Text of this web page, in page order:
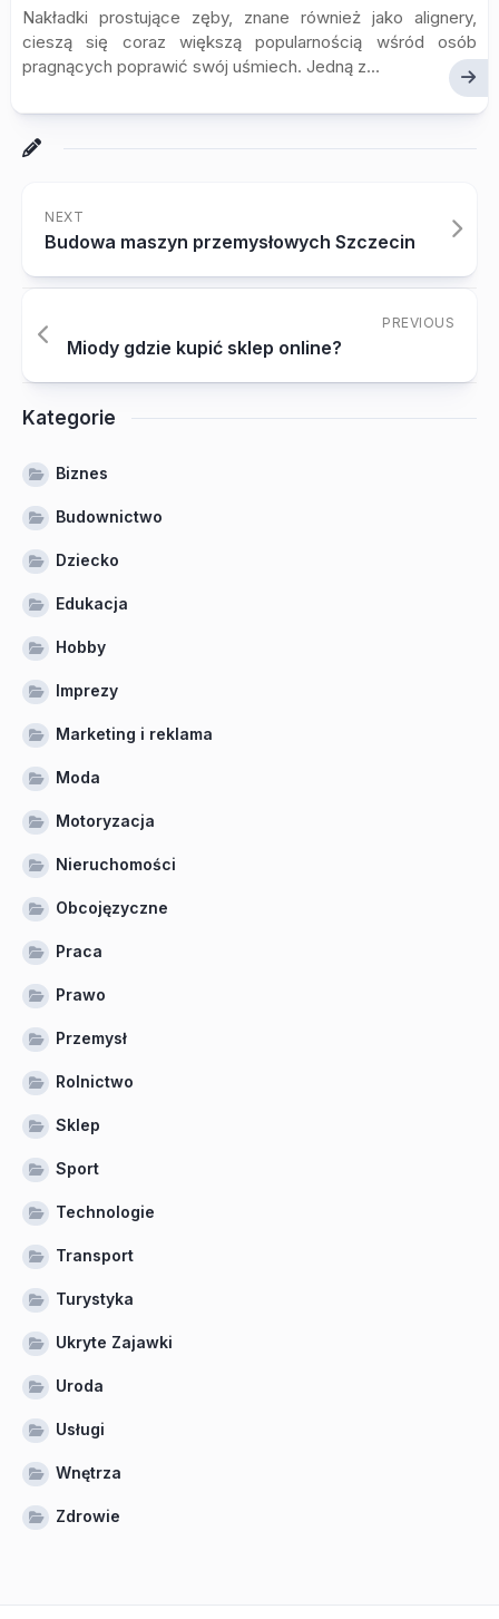
Nakładki prostujące zęby, znane również jako alignery,
cieszą się coraz większą popularnością wśród osób
pragnących poprawić swój uśmiech. Jedną z...
NEXT
Budowa maszyn przemysłowych Szczecin
PREVIOUS
Miody gdzie kupić sklep online?
Kategorie
Biznes
Budownictwo
Dziecko
Edukacja
Hobby
Imprezy
Marketing i reklama
Moda
Motoryzacja
Nieruchomości
Obcojęzyczne
Praca
Prawo
Przemysł
Rolnictwo
Sklep
Sport
Technologie
Transport
Turystyka
Ukryte Zajawki
Uroda
Usługi
Wnętrza
Zdrowie